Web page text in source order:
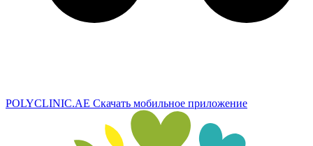
POLYCLINIC.AE Скачать мобильное приложение